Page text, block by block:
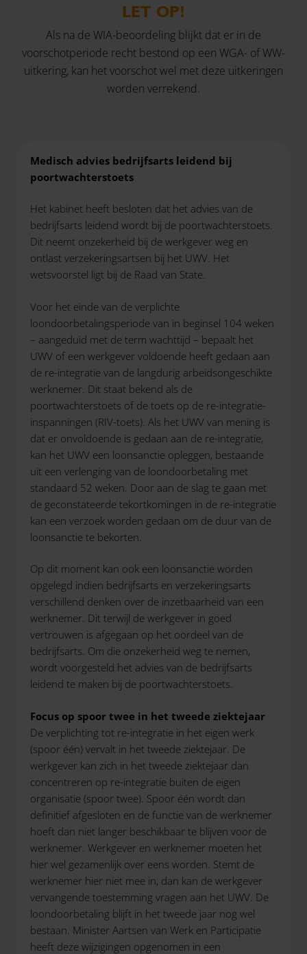
LET OP!
Als na de WIA-beoordeling blijkt dat er in de
voorschotperiode recht bestond op een WGA- of WW-
uitkering, kan het voorschot wel met deze uitkeringen
worden verrekend.
Medisch advies bedrijfsarts leidend bij
poortwachterstoets
Het kabinet heeft besloten dat het advies van de
bedrijfsarts leidend wordt bij de poortwachterstoets.
Dit neemt onzekerheid bij de werkgever weg en
ontlast verzekeringsartsen bij het UWV. Het
wetsvoorstel ligt bij de Raad van State.
Voor het einde van de verplichte
loondoorbetalingsperiode van in beginsel 104 weken
– aangeduid met de term wachttijd – bepaalt het
UWV of een werkgever voldoende heeft gedaan aan
de re-integratie van de langdurig arbeidsongeschikte
werknemer. Dit staat bekend als de
poortwachterstoets of de toets op de re-integratie-
inspanningen (RIV-toets). Als het UWV van mening is
dat er onvoldoende is gedaan aan de re-integratie,
kan het UWV een loonsanctie opleggen, bestaande
uit een verlenging van de loondoorbetaling met
standaard 52 weken. Door aan de slag te gaan met
de geconstateerde tekortkomingen in de re-integratie
kan een verzoek worden gedaan om de duur van de
loonsanctie te bekorten.
Op dit moment kan ook een loonsanctie worden
opgelegd indien bedrijfsarts en verzekeringsarts
verschillend denken over de inzetbaarheid van een
werknemer. Dit terwijl de werkgever in goed
vertrouwen is afgegaan op het oordeel van de
bedrijfsarts. Om die onzekerheid weg te nemen,
wordt voorgesteld het advies van de bedrijfsarts
leidend te maken bij de poortwachterstoets.
Focus op spoor twee in het tweede ziektejaar
De verplichting tot re-integratie in het eigen werk
(spoor één) vervalt in het tweede ziektejaar. De
werkgever kan zich in het tweede ziektejaar dan
concentreren op re-integratie buiten de eigen
organisatie (spoor twee). Spoor één wordt dan
definitief afgesloten en de functie van de werknemer
hoeft dan niet langer beschikbaar te blijven voor de
werknemer. Werkgever en werknemer moeten het
hier wel gezamenlijk over eens worden. Stemt de
werknemer hier niet mee in, dan kan de werkgever
vervangende toestemming vragen aan het UWV. De
loondoorbetaling blijft in het tweede jaar nog wel
bestaan. Minister Aartsen van Werk en Participatie
heeft deze wijzigingen opgenomen in een